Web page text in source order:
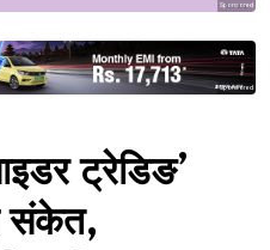
Sponsored
Sponsored
ट्रेडिङ’
संकेत,